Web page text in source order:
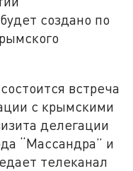
создано по
встреча
с крымскими
делегации
“Массандра” и
телеканал